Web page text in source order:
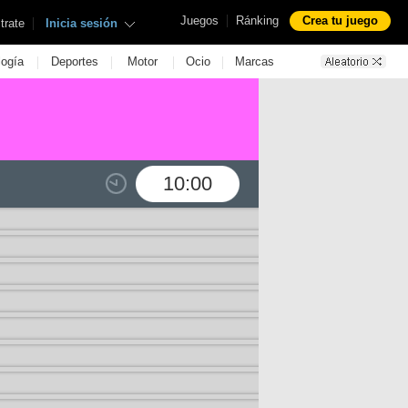
Juegos | Ránking Crea tu juego
| Inicia sesión
| Deportes | Motor | Ocio | Marcas
10:00